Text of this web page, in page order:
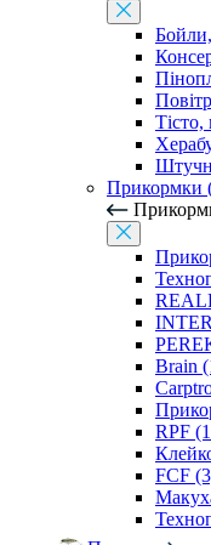
Прикормки
Brain
RPF
FCF